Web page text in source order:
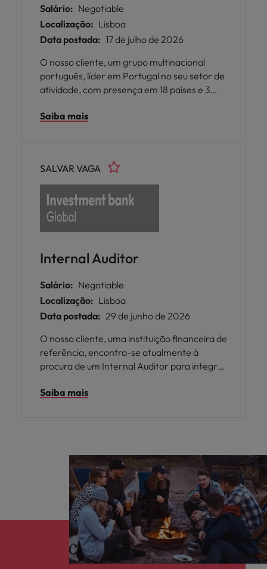
Salário: Negotiable
Localização: Lisboa
Data postada: 17 de julho de 2026
O nosso cliente, um grupo multinacional
português, líder em Portugal no seu setor de
atividade, com presença em 18 países e 3
empresas, encontra-se a reforçar a sua
Saiba mais
Internal Auditor
SALVAR VAGA
Salário: Negotiable
Localização: Lisboa
Data postada: 29 de junho de 2026
O nosso cliente, uma instituição financeira de
referência, encontra-se atualmente à
procura de um Internal Auditor para integrar
Saiba mais